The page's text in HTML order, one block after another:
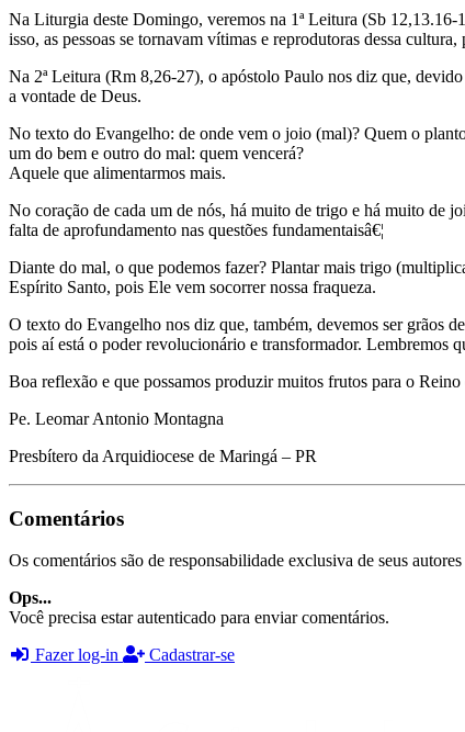
Na Liturgia deste Domingo, veremos na 1ª Leitura (Sb
isso, as pessoas se tornavam vítimas e reprodutoras dessa
Na 2ª Leitura (Rm 8,26-27), o apóstolo Paulo nos diz que,
a vontade de Deus.
No texto do Evangelho: de onde vem o joio (mal)? Quem o
um do bem e outro do mal: quem vencerá?
Aquele que alimentarmos mais.
No coração de cada um de nós, há muito de trigo e há muito de
falta de aprofundamento nas questões fundamentaisâ€¦
Diante do mal, o que podemos fazer? Plantar mais trigo
Espírito Santo, pois Ele vem socorrer nossa fraqueza.
O texto do Evangelho nos diz que, também, devemos ser grãos
pois aí está o poder revolucionário e transformador. Lembremos
Boa reflexão e que possamos produzir muitos frutos para o Reino
Pe. Leomar Antonio Montagna
Presbítero da Arquidiocese de Maringá – PR
Comentários
Os comentários são de responsabilidade exclusiva de seus
Ops...
Você precisa estar autenticado para enviar comentários.
Fazer log-in
Cadastrar-se